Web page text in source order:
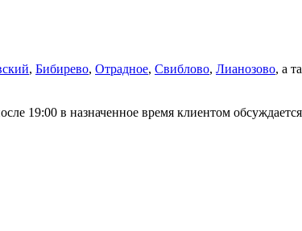
, Бибирево, Отрадное, Свиблово, Лианозово, а
19:00 в назначенное время клиентом